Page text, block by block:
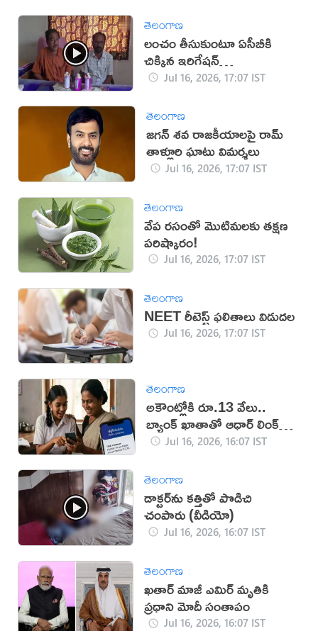
తెలంగాణ
లంచం తీసుకుంటూ ఏసీబీకి
చిక్కిన ఇరిగేషన్
అధికారులు(వీడియో)
Jul 16, 2026, 17:07 IST
తెలంగాణ
జగన్ శవ రాజకీయాలపై రామ్
తాళ్లూరి ఘాటు విమర్శలు
Jul 16, 2026, 17:07 IST
తెలంగాణ
వేప రసంతో మొటిమలకు తక్షణ
పరిష్కారం!
Jul 16, 2026, 17:07 IST
తెలంగాణ
NEET రీటెస్ట్ ఫలితాలు విడుదల
Jul 16, 2026, 17:07 IST
తెలంగాణ
అకౌంట్లోకి రూ.13 వేలు..
బ్యాంక్ ఖాతాతో ఆధార్ లింక్
తప్పనిసరి!
Jul 16, 2026, 16:07 IST
తెలంగాణ
డాక్టర్‌ను కత్తితో పొడిచి
చంపారు (వీడియో)
Jul 16, 2026, 16:07 IST
తెలంగాణ
ఖతార్ మాజీ ఎమిర్ మృతికి
ప్రధాని మోదీ సంతాపం
Jul 16, 2026, 16:07 IST